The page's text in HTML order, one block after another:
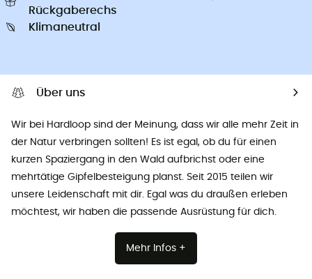
Rückgaberechs
Klimaneutral
Über uns
Wir bei Hardloop sind der Meinung, dass wir alle mehr Zeit in
der Natur verbringen sollten! Es ist egal, ob du für einen
kurzen Spaziergang in den Wald aufbrichst oder eine
mehrtätige Gipfelbesteigung planst. Seit 2015 teilen wir
unsere Leidenschaft mit dir. Egal was du draußen erleben
möchtest, wir haben die passende Ausrüstung für dich.
Mehr Infos +